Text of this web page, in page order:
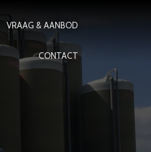
VRAAG & AANBOD
CONTACT